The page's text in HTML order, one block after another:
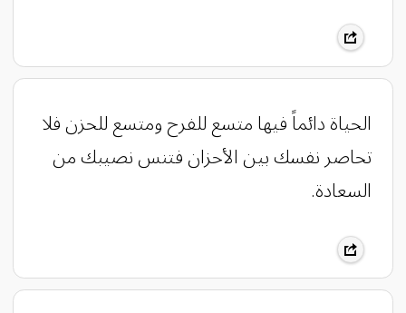
الحياة دائماً فيها متسع للفرح ومتسع للحزن فلا
تحاصر نفسك بين الأحزان فتنس نصيبك من
السعادة.